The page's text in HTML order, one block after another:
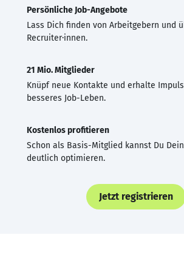
Persönliche Job-Angebote
Lass Dich finden von Arbeitgebern und
Recruiter·innen.
21 Mio. Mitglieder
Knüpf neue Kontakte und erhalte
besseres Job-Leben.
Kostenlos profitieren
Schon als Basis-Mitglied kannst Du
deutlich optimieren.
Jetzt registrieren